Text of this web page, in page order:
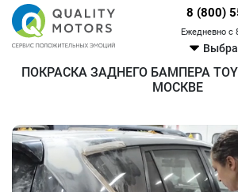
8 (800)
Ежедневно с
ПОКРАСКА ЗАДНЕГО БАМПЕРА
МОСКВЕ